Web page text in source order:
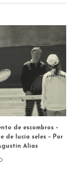
de escombros –
de lucía seles – Por
Alías